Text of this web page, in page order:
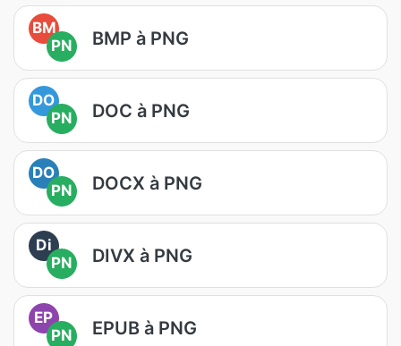
BM
PN
BMP à PNG
DO
PN
DOC à PNG
DO
PN
DOCX à PNG
Di
PN
DIVX à PNG
EP
PN
EPUB à PNG